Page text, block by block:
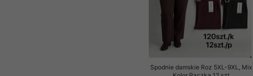
Spodnie damskie Roz 5XL-9XL, Mix